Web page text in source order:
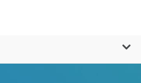
확인하실 수
선택해 주세요: